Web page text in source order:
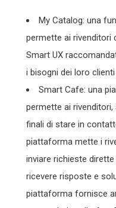
My Catalog: una
permette ai rivenditori
Smart UX
i bisogni dei loro
Smart Cafe: una
permette ai rivenditori,
finali di stare in
piattaforma mette i
inviare richieste
ricevere risposte e
piattaforma fornisce